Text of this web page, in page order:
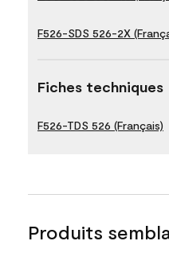
F526-SDS 526-2X
Fiches techniques
F526-TDS 526 (Français)
Produits